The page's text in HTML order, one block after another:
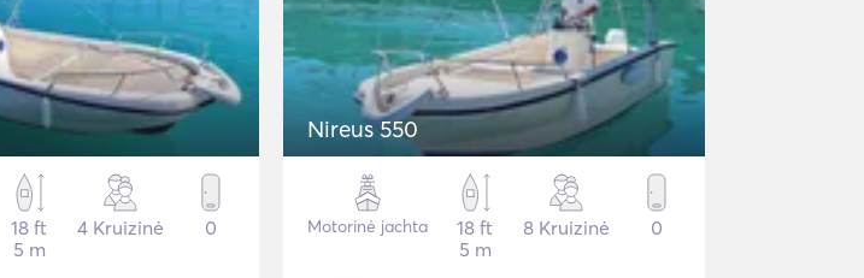
18 ft
5 m
4 Kruizinė 0
Nireus 550
Motorinė jachta
18 ft
5 m
8 Kruizinė 0